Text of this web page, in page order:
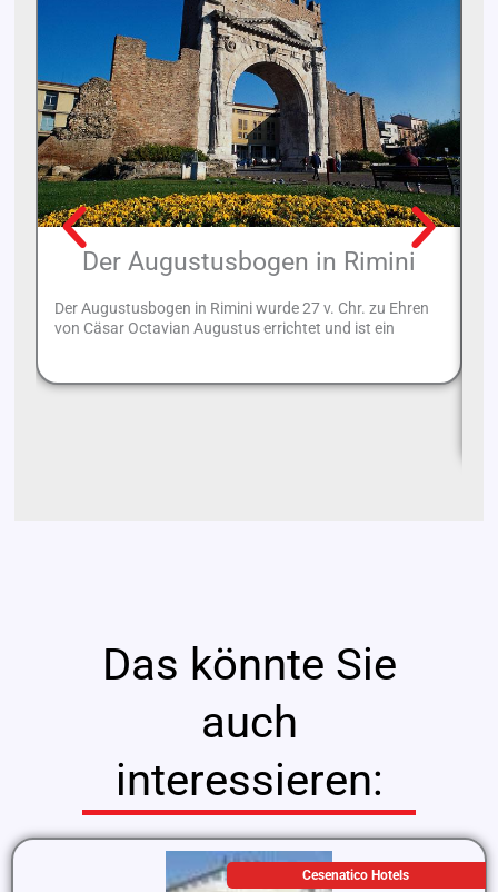
Der Augustusbogen in Rimini
Der Augustusbogen in Rimini wurde 27 v. Chr. zu Ehren
von Cäsar Octavian Augustus errichtet und ist ein
Das könnte Sie
auch
interessieren:
Cesenatico Hotels